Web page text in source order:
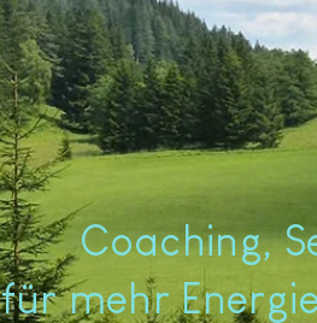
​Coaching,
für mehr